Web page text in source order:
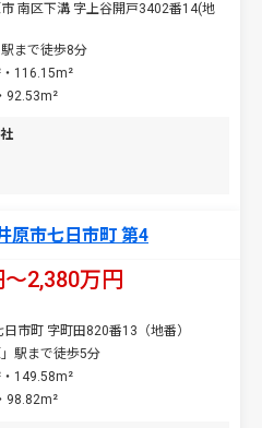
南区下溝 字上谷開戸3402番14(地
まで徒歩8分
116.15m²
92.53m²
原市七日市町 第4
2,380万円
市町 字町田820番13（地番）
駅まで徒歩5分
149.58m²
98.82m²